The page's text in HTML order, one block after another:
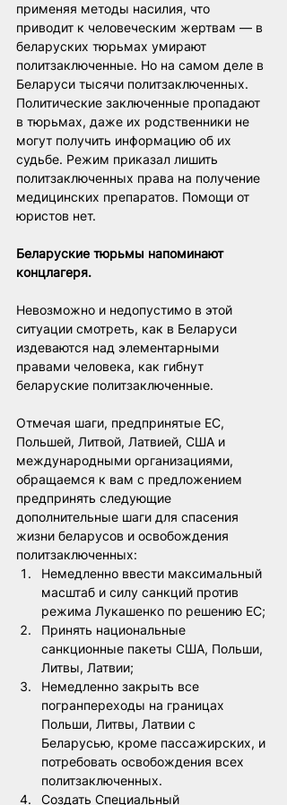
применяя методы насилия, что
приводит к человеческим жертвам — в
беларуских тюрьмах умирают
политзаключенные. Но на самом деле в
Беларуси тысячи политзаключенных.
Политические заключенные пропадают
в тюрьмах, даже их родственники не
могут получить информацию об их
судьбе. Режим приказал лишить
политзаключенных права на получение
медицинских препаратов. Помощи от
юристов нет.
Беларуские тюрьмы напоминают
концлагеря.
Невозможно и недопустимо в этой
ситуации смотреть, как в Беларуси
издеваются над элементарными
правами человека, как гибнут
беларуские политзаключенные.
Отмечая шаги, предпринятые ЕС,
Польшей, Литвой, Латвией, США и
международными организациями,
обращаемся к вам с предложением
предпринять следующие
дополнительные шаги для спасения
жизни беларусов и освобождения
политзаключенных:
Немедленно ввести максимальный
масштаб и силу санкций против
режима Лукашенко по решению ЕС;
Принять национальные
санкционные пакеты США, Польши,
Литвы, Латвии;
Немедленно закрыть все
погранпереходы на границах
Польши, Литвы, Латвии с
Беларусью, кроме пассажирских, и
потребовать освобождения всех
политзаключенных.
Создать Специальный